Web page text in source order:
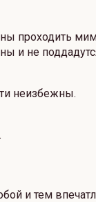
проходить
и не
неизбежны.
и тем